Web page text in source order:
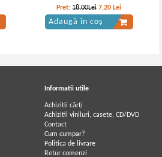
Pret:18,00Lei 7,20 Lei
Adaugă în coș
Informatii utile
Achizitii cărți
Achizitii viniluri, casete, CD/DVD
Contact
Cum cumpar?
Politica de livrare
Retur comenzi